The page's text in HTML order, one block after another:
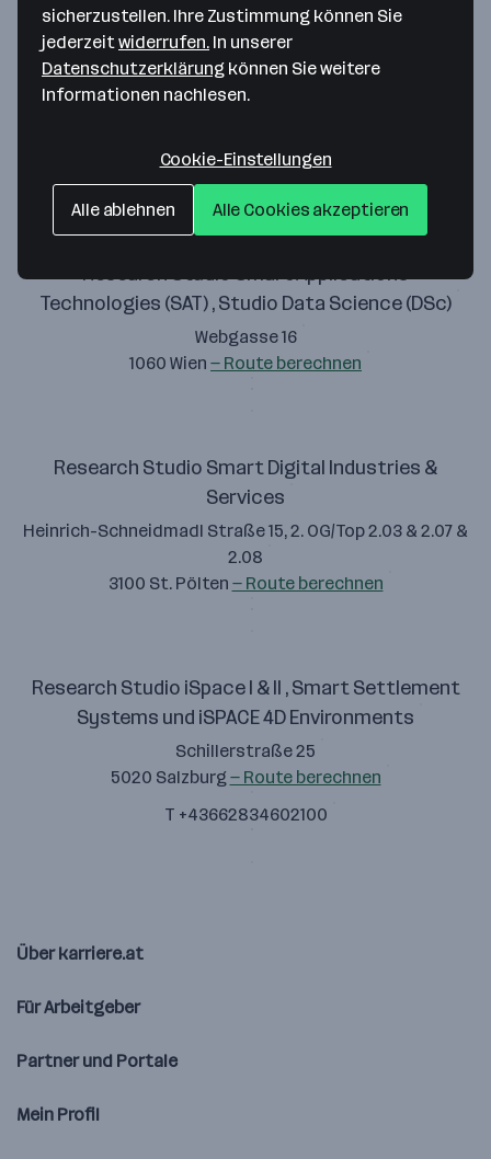
Research Studio Pervasive Computing
1060 Wien— Route berechnen
Research Studio Smart Applications
Technologies (SAT) , Studio Data Science (DSc)
Webgasse 16
1060 Wien — Route berechnen
Research Studio Smart Digital Industries &
Services
Heinrich-Schneidmadl Straße 15, 2. OG/Top 2.03 & 2.07 &
2.08
3100 St. Pölten — Route berechnen
Research Studio iSpace I & II , Smart Settlement
Systems und iSPACE 4D Environments
Schillerstraße 25
5020 Salzburg — Route berechnen
T +43662834602100
Über karriere.at
Für Arbeitgeber
Partner und Portale
Mein Profil
sicherzustellen. Ihre Zustimmung können Sie
jederzeit widerrufen. In unserer
Datenschutzerklärung können Sie weitere
Informationen nachlesen.
Cookie-Einstellungen
Alle ablehnen Alle Cookies akzeptieren